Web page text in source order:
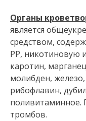
Органы
является
средством,
РР, никотиновую
каротин,
молибден,
рибофлавин,
поливитаминное.
тромбов.